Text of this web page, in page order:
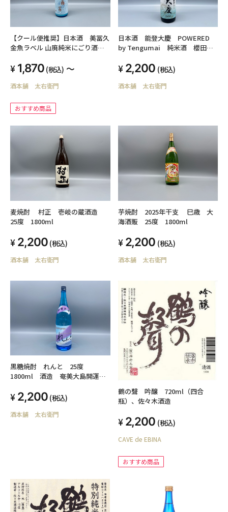
【クール便推奨】日本酒 美冨久
金魚ラベル 山廃純米にごり酒
1,870 (税込) ～
酒本舗 太右衛門
おすすめ商品
日本酒 能登大慶 POWERED
by Tengumai 純米酒 櫻田酒
2,200 (税込)
酒本舗 太右衛門
麦焼酎 村正 壱岐の蔵酒造
25度 1800ml
2,200 (税込)
酒本舗 太右衛門
芋焼酎 2025年干支 巳歳 大
海酒販 25度 1800ml
2,200 (税込)
酒本舗 太右衛門
黒糖焼酎 れんと 25度
1800ml 酒造 奄美大島開運酒
2,200 (税込)
酒本舗 太右衛門
鶴の聲 吟醸 720ml（四合
瓶）、佐々木酒造
2,200 (税込)
CAVE de EBINA
おすすめ商品